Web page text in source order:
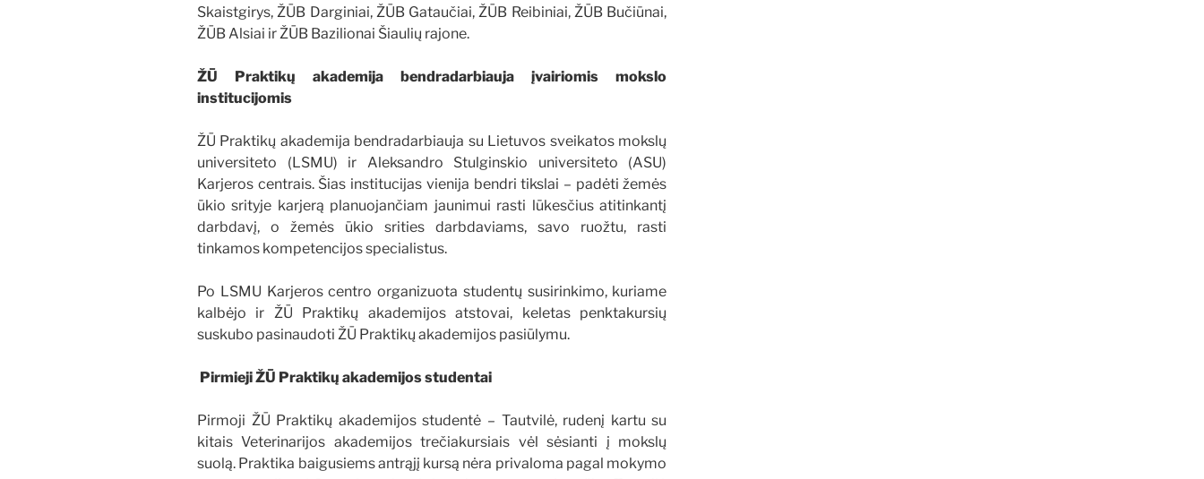
Skaistgirys, ŽŪB Darginiai, ŽŪB Gataučiai, ŽŪB Reibiniai, ŽŪB Bučiūnai,
ŽŪB Alsiai ir ŽŪB Bazilionai Šiaulių rajone.
ŽŪ Praktikų akademija bendradarbiauja įvairiomis mokslo
institucijomis
ŽŪ Praktikų akademija bendradarbiauja su Lietuvos sveikatos mokslų
universiteto (LSMU) ir Aleksandro Stulginskio universiteto (ASU)
Karjeros centrais. Šias institucijas vienija bendri tikslai – padėti žemės
ūkio srityje karjerą planuojančiam jaunimui rasti lūkesčius atitinkantį
darbdavį, o žemės ūkio srities darbdaviams, savo ruožtu, rasti
tinkamos kompetencijos specialistus.
Po LSMU Karjeros centro organizuota studentų susirinkimo, kuriame
kalbėjo ir ŽŪ Praktikų akademijos atstovai, keletas penktakursių
suskubo pasinaudoti ŽŪ Praktikų akademijos pasiūlymu.
Pirmieji ŽŪ Praktikų akademijos studentai
Pirmoji ŽŪ Praktikų akademijos studentė – Tautvilė, rudenį kartu su
kitais Veterinarijos akademijos trečiakursiais vėl sėsianti į mokslų
suolą. Praktika baigusiems antrąjį kursą nėra privaloma pagal mokymo